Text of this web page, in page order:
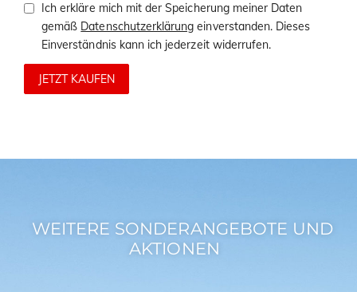
Ich erkläre mich mit der Speicherung meiner Daten
gemäß Datenschutzerklärung einverstanden. Dieses
Einverständnis kann ich jederzeit widerrufen.
JETZT KAUFEN
WEITERE SONDERANGEBOTE UND
AKTIONEN